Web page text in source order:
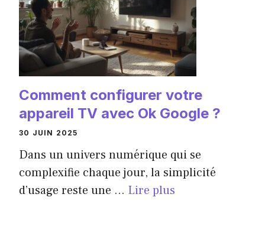
Comment configurer votre
appareil TV avec Ok Google ?
30 JUIN 2025
Dans un univers numérique qui se
complexifie chaque jour, la simplicité
d’usage reste une ... Lire plus